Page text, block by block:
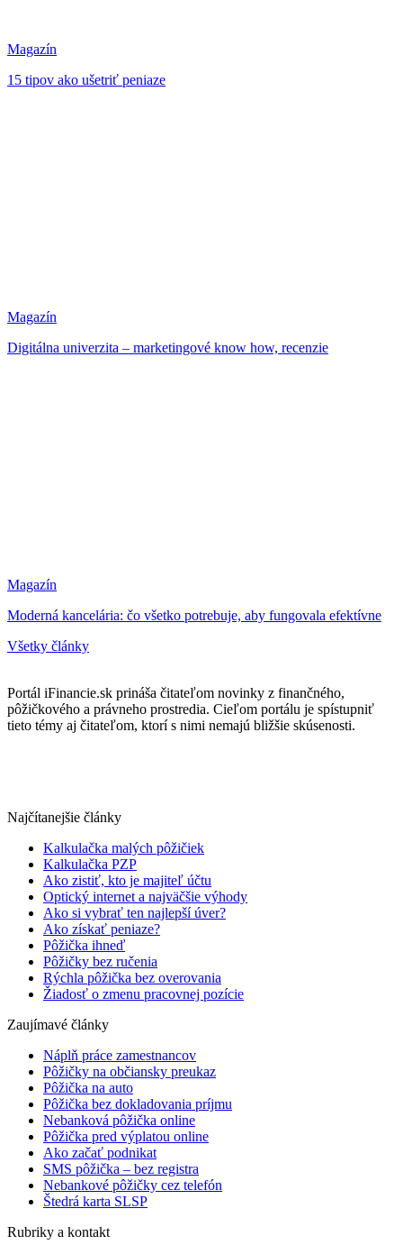
Magazín
15 tipov ako ušetriť peniaze
Magazín
Digitálna univerzita – marketingové know how, recenzie
Magazín
Moderná kancelária: čo všetko potrebuje, aby fungovala efektívne
Všetky články
Portál iFinancie.sk prináša čitateľom novinky z finančného,
pôžičkového a právneho prostredia. Cieľom portálu je spístupniť
tieto témy aj čitateľom, ktorí s nimi nemajú bližšie skúsenosti.
Najčítanejšie články
Kalkulačka malých pôžičiek
Kalkulačka PZP
Ako zistiť, kto je majiteľ účtu
Optický internet a najväčšie výhody
Ako si vybrať ten najlepší úver?
Ako získať peniaze?
Pôžička ihneď
Pôžičky bez ručenia
Rýchla pôžička bez overovania
Žiadosť o zmenu pracovnej pozície
Zaujímavé články
Náplň práce zamestnancov
Pôžičky na občiansky preukaz
Pôžička na auto
Pôžička bez dokladovania príjmu
Nebanková pôžička online
Pôžička pred výplatou online
Ako začať podnikat
SMS pôžička – bez registra
Nebankové pôžičky cez telefón
Štedrá karta SLSP
Rubriky a kontakt